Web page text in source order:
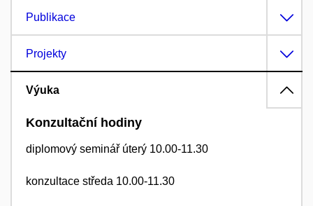
Publikace
Projekty
Výuka
Konzultační hodiny
diplomový seminář úterý 10.00-11.30
konzultace středa 10.00-11.30